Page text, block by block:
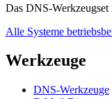
Das DNS-Werkzeugset
Alle Systeme
Werkzeuge
DNS-Werkzeuge